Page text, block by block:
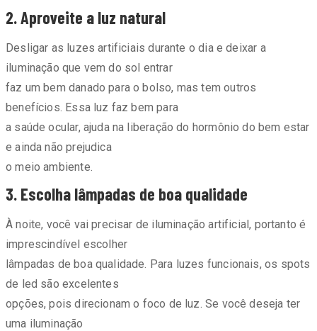
2. Aproveite a luz natural
Desligar as luzes artificiais durante o dia e deixar a
iluminação que vem do sol entrar
faz um bem danado para o bolso, mas tem outros
benefícios. Essa luz faz bem para
a saúde ocular, ajuda na liberação do hormônio do bem estar
e ainda não prejudica
o meio ambiente.
3. Escolha lâmpadas de boa qualidade
À noite, você vai precisar de iluminação artificial, portanto é
imprescindível escolher
lâmpadas de boa qualidade. Para luzes funcionais, os spots
de led são excelentes
opções, pois direcionam o foco de luz. Se você deseja ter
uma iluminação